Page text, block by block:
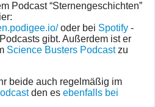
Podcast “Sternengeschichten”
oder bei Spotify -
gibt. Außerdem ist er
Science Busters Podcastzu
beide auch regelmäßig im
den es ebenfalls bei